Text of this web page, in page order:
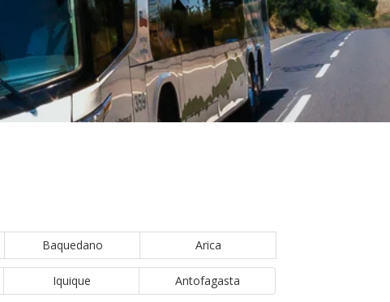
Baquedano Arica
Iquique Antofagasta